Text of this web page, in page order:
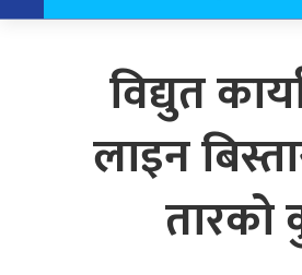
विद्युत
लाइन
तारको